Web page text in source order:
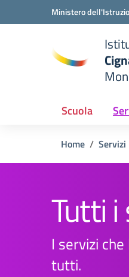
Vai ai contenuti
Vai al menu di navigazione
Ministero
Scuola
Home Servizi
Tutti i
I servizi
tutti.